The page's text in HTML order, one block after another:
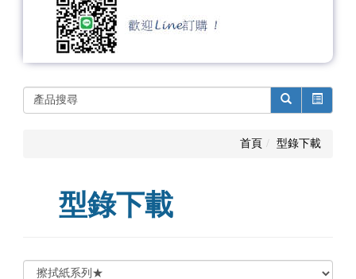
首頁 型錄下載
型錄下載